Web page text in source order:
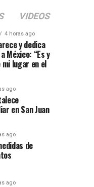
VIDEOS
4 horas ago
y dedica
México: “Es y
lugar en el
ago
en San Juan
ago
de
ago